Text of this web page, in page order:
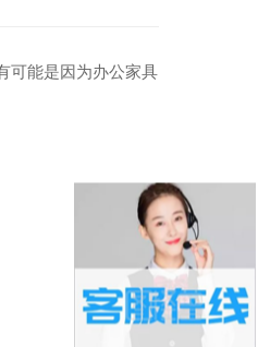
可能是因为办公家具